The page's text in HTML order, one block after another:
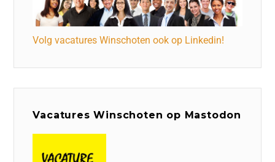
Volg vacatures Winschoten ook op Linkedin!
Vacatures Winschoten op Mastodon